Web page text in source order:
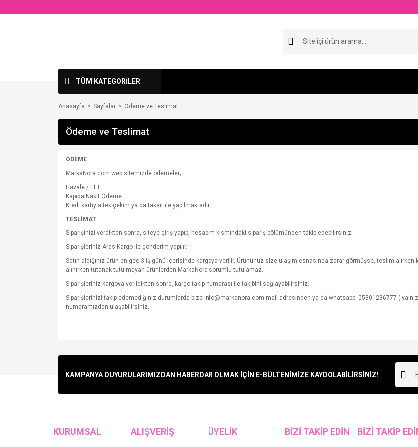
TÜM KATEGORİLER
Anasayfa Sayfalar Ödeme ve Teslimat
Ödeme ve Teslimat
ÖDEME
MarkaNora.com web sitemizde ödemeler;
Havale / EFT
Kapıda Nakit Ödeme
Kredi kartıyla tek çekim ya da taksit ile yapılmaktadır.
TESLİMAT
Siparişinizi verdikten sonra, siteye giriş yapıp, hesabım kısmındaki sipariş bölümünden takip edebilirsiniz.
Siparişleriniz Aras Kargo ile gönderim yapılır.
Satın aldığınız ürün en geç 3 iş günü içerisinde kargoya verilir. Ürününüz size ulaşım esnasında zarar görmüşse, teslim
alınırken tutanak tutulmayan ürünlerden MarkaNora sorumlu tutulamaz.
Siparişleriniz kargoya verildikten sonra, kargo takip numarası ile takibini sağlayabilirsiniz.
Siparişlerinizi takip edemediğiniz durumlarda bize info@markanora.com mail adresinden ya da whatsapp: 05301236777 (
numaramızdan ulaşabilirsiniz.
KAMPANYA DUYURULARIMIZDAN HABERDAR OLMAK İÇİN E-BÜLTENİMİZE KAYDOLABİLİRSİNİZ!
KURUMSAL ALIŞVERİŞ ÜYELİK BİZİ TAKİP EDİN BİZİ TAKİP